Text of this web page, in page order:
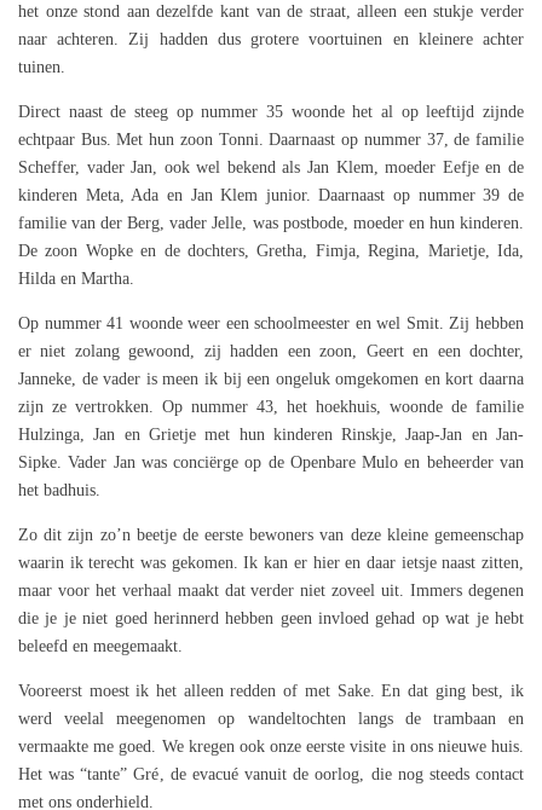
het onze stond aan dezelfde kant van de straat, alleen een stukje verder
naar achteren. Zij hadden dus grotere voortuinen en kleinere achter
tuinen.
Direct naast de steeg op nummer 35 woonde het al op leeftijd zijnde
echtpaar Bus. Met hun zoon Tonni. Daarnaast op nummer 37, de familie
Scheffer, vader Jan, ook wel bekend als Jan Klem, moeder Eefje en de
kinderen Meta, Ada en Jan Klem junior. Daarnaast op nummer 39 de
familie van der Berg, vader Jelle, was postbode, moeder en hun kinderen.
De zoon Wopke en de dochters, Gretha, Fimja, Regina, Marietje, Ida,
Hilda en Martha.
Op nummer 41 woonde weer een schoolmeester en wel Smit. Zij hebben
er niet zolang gewoond, zij hadden een zoon, Geert en een dochter,
Janneke, de vader is meen ik bij een ongeluk omgekomen en kort daarna
zijn ze vertrokken. Op nummer 43, het hoekhuis, woonde de familie
Hulzinga, Jan en Grietje met hun kinderen Rinskje, Jaap-Jan en Jan-
Sipke. Vader Jan was conciërge op de Openbare Mulo en beheerder van
het badhuis.
Zo dit zijn zo’n beetje de eerste bewoners van deze kleine gemeenschap
waarin ik terecht was gekomen. Ik kan er hier en daar ietsje naast zitten,
maar voor het verhaal maakt dat verder niet zoveel uit. Immers degenen
die je je niet goed herinnerd hebben geen invloed gehad op wat je hebt
beleefd en meegemaakt.
Vooreerst moest ik het alleen redden of met Sake. En dat ging best, ik
werd veelal meegenomen op wandeltochten langs de trambaan en
vermaakte me goed. We kregen ook onze eerste visite in ons nieuwe huis.
Het was “tante” Gré, de evacué vanuit de oorlog, die nog steeds contact
met ons onderhield.